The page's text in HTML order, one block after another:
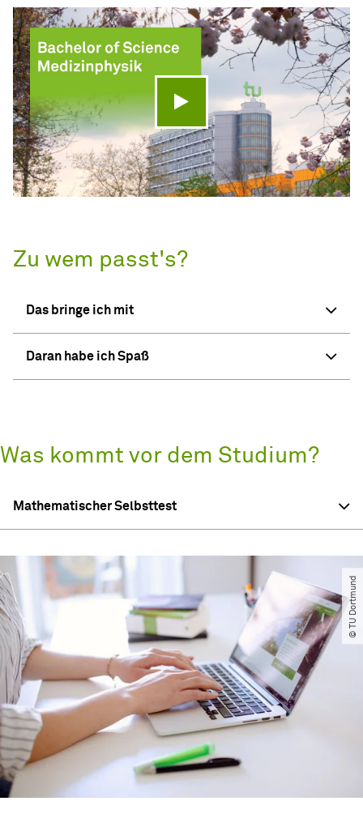
Video abspielen
Zu wem passt's?
Das bringe ich mit
Daran habe ich Spaß
Was kommt vor dem Studium?
Mathematischer Selbsttest
© TU Dortmund